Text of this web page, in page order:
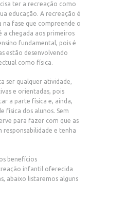
ter a recreação como
educação. A recreação é
na fase que compreende o
a chegada aos primeiros
fundamental, pois é
estão desenvolvendo
como física.
ser qualquer atividade,
e orientadas, pois
a parte física e, ainda,
física dos alunos. Sem
para fazer com que as
responsabilidade e tenha
benefícios
infantil oferecida
abaixo listaremos alguns